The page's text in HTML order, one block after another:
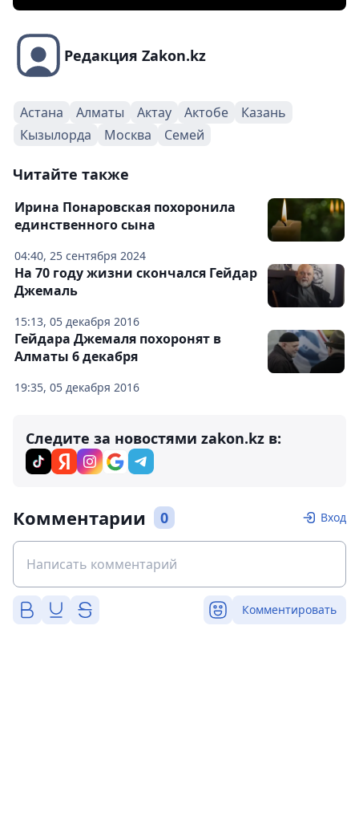
Редакция Zakon.kz
Астана Алматы Актау Актобе
Казань
Кызылорда
Москва Семей
Читайте также
04:40, 25 сентября 2024
Ирина Понаровская похоронила
единственного сына
15:13, 05 декабря 2016
На 70 году жизни скончался Гейдар
Джемаль
19:35, 05 декабря 2016
Гейдара Джемаля похоронят в
Алматы 6 декабря
Следите за новостями zakon.kz в:
Комментарии 0 Вход
Комментировать